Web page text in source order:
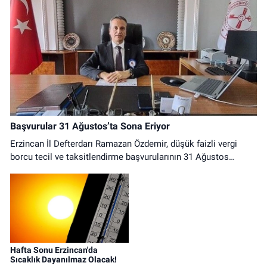
Başvurular 31 Ağustos’ta Sona Eriyor
Erzincan İl Defterdarı Ramazan Özdemir, düşük faizli vergi
borcu tecil ve taksitlendirme başvurularının 31 Ağustos
günü beklememeleri konusunda uyardı.
Hafta Sonu Erzincan'da
Sıcaklık Dayanılmaz Olacak!